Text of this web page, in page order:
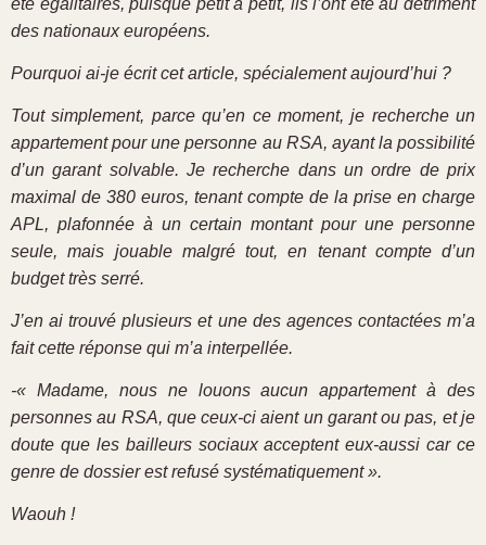
des nationaux européens.
Pourquoi ai-je écrit cet article, spécialement aujourd’hui ?
Tout simplement, parce qu’en ce moment, je recherche un
appartement pour une personne au RSA, ayant la possibilité
d’un garant solvable. Je recherche dans un ordre de prix
maximal de 380 euros, tenant compte de la prise en charge
APL, plafonnée à un certain montant pour une personne
seule, mais jouable malgré tout, en tenant compte d’un
budget très serré.
J’en ai trouvé plusieurs et une des agences contactées m’a
fait cette réponse qui m’a interpellée.
-« Madame, nous ne louons aucun appartement à des
personnes au RSA, que ceux-ci aient un garant ou pas, et je
doute que les bailleurs sociaux acceptent eux-aussi car ce
genre de dossier est refusé systématiquement ».
Waouh !